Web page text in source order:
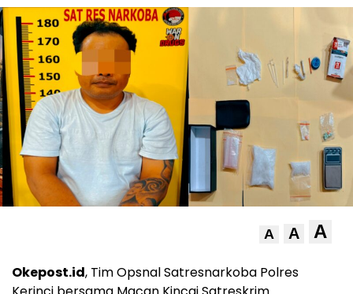
A A A
Okepost.id, Tim Opsnal Satresnarkoba Polres